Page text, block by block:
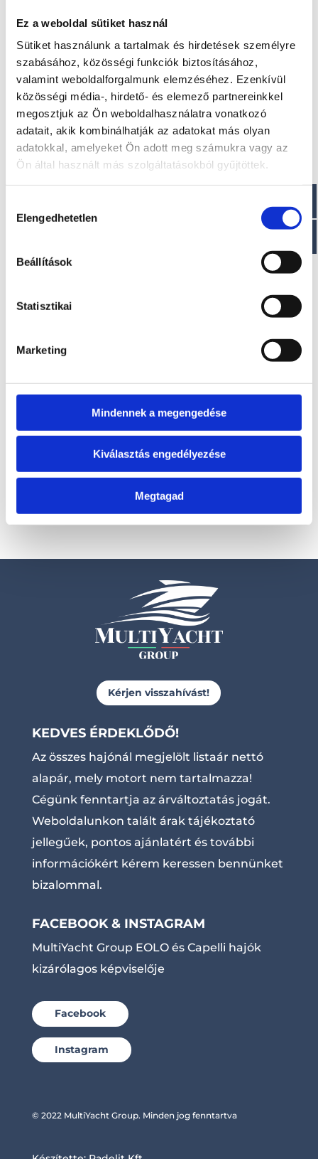
Ez a weboldal sütiket használ
Sütiket használunk a tartalmak és hirdetések személyre
szabásához, közösségi funkciók biztosításához,
valamint weboldalforgalmunk elemzéséhez. Ezenkívül
közösségi média-, hirdető- és elemező partnereinkkel
megosztjuk az Ön weboldalhasználatra vonatkozó
adatait, akik kombinálhatják az adatokat más olyan
adatokkal, amelyeket Ön adott meg számukra vagy az
Ön által használt más szolgáltatásokból gyűjtöttek.
kiválasztása
Elengedhetetlen
Beállítások
Statisztikai
Marketing
Mindennek a megengedése
Kiválasztás engedélyezése
Megtagad
Hajófenék területe: 1,35 m2
Érdekel!
Visszahívást kérek!
T320 VIB T350 VIB
Kérje ajánlatunkat!
Kérjen visszahívást!
KEDVES ÉRDEKLŐDŐ!
Az összes hajónál megjelölt listaár nettó
alapár, mely motort nem tartalmazza!
Cégünk fenntartja az árváltoztatás jogát.
Weboldalunkon talált árak tájékoztató
jellegűek, pontos ajánlatért és további
információkért kérem keressen bennünket
bizalommal.
FACEBOOK & INSTAGRAM
MultiYacht Group EOLO és Capelli hajók
kizárólagos képviselője
Facebook
Instagram
© 2022 MultiYacht Group. Minden jog fenntartva